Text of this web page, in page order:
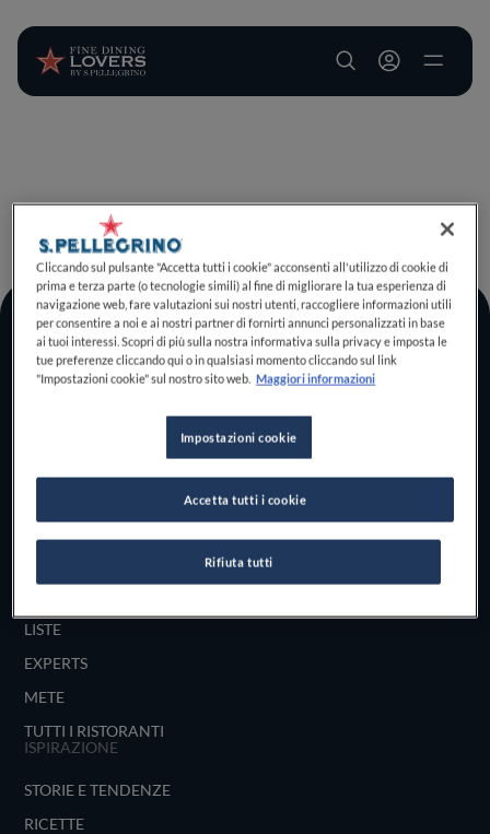
User account
TORNA A INIZIO PAGINA
Home
Log In
Scopri il vero
foodie che è in te
UNISCITI
LISTE
EXPERTS
METE
TUTTI I RISTORANTI
ISPIRAZIONE
STORIE E TENDENZE
RICETTE
Cliccando sul pulsante "Accetta tutti i cookie" acconsenti all'utilizzo di cookie di
prima e terza parte (o tecnologie simili) al fine di migliorare la tua esperienza di
navigazione web, fare valutazioni sui nostri utenti, raccogliere informazioni utili
per consentire a noi e ai nostri partner di fornirti annunci personalizzati in base
ai tuoi interessi. Scopri di più sulla nostra informativa sulla privacy e imposta le
tue preferenze cliccando qui o in qualsiasi momento cliccando sul link
"Impostazioni cookie" sul nostro sito web. Maggiori informazioni
Impostazioni cookie
Rifiuta tutti
Accetta tutti i cookie